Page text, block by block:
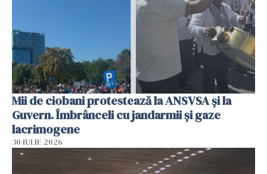
Mii de ciobani protestează la ANSVSA și la
Guvern. Îmbrânceli cu jandarmii și gaze
lacrimogene
30 IULIE 2026